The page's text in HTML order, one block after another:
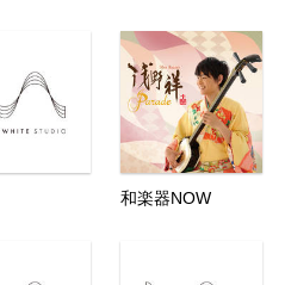
和楽器NOW